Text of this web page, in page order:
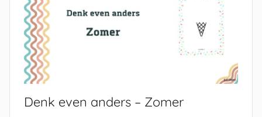
Denk even anders – Zomer